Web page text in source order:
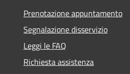
Prenotazione appuntamento
Segnalazione disservizio
Leggi le FAQ
Richiesta assistenza